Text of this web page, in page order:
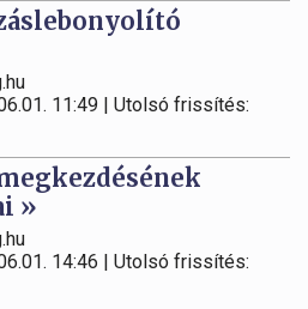
11:49 | Utolsó frissítés:
»
14:46 | Utolsó frissítés: